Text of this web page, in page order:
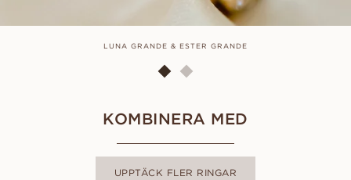
LUNA GRANDE & ESTER GRANDE
KOMBINERA MED
UPPTÄCK FLER RINGAR